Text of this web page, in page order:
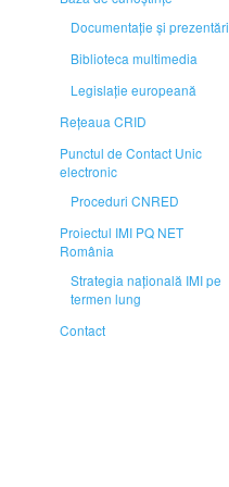
Documentaţie și prezentări
Biblioteca multimedia
Legislaţie europeană
Rețeaua CRID
Punctul de Contact Unic
electronic
Proceduri CNRED
Proiectul IMI PQ NET
România
Strategia naţională IMI pe
termen lung
Contact